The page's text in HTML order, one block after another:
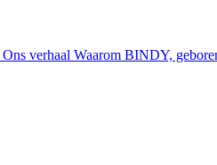
Ons verhaal Waarom BINDY,